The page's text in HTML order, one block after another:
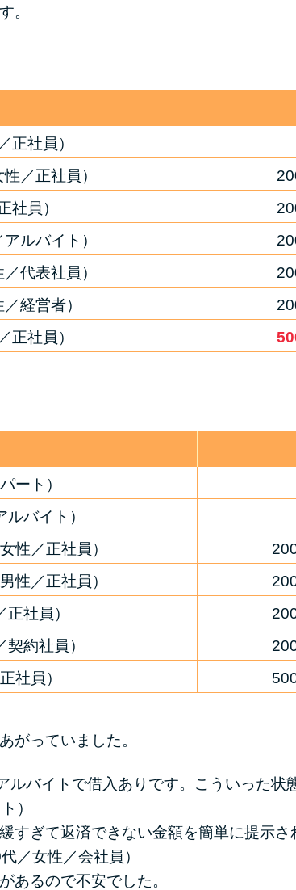
。
正社員）
／正社員）
社員）
ルバイト）
代表社員）
経営者）
正社員）
ート）
バイト）
性／正社員）
性／正社員）
社員）
約社員）
社員）
がっていました。
バイトで借入ありです。こういった状
）
すぎて返済できない金額を簡単に提示
／女性／会社員）
あるので不安でした。